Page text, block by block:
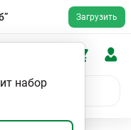
Загрузить
набор